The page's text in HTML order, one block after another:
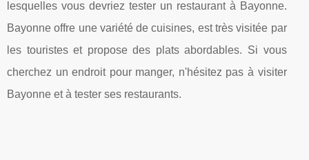
lesquelles vous devriez tester un restaurant à Bayonne.
Bayonne offre une variété de cuisines, est très visitée par
les touristes et propose des plats abordables. Si vous
cherchez un endroit pour manger, n'hésitez pas à visiter
Bayonne et à tester ses restaurants.